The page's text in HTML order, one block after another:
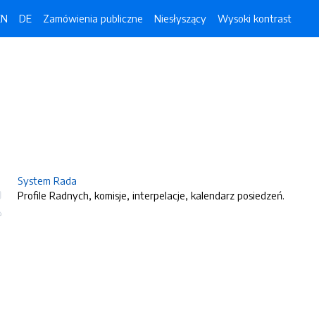
DE Zamówienia publiczne Niesłyszący Wysoki kontrast
System Rada
Profile Radnych, komisje, interpelacje, kalendarz posiedzeń.